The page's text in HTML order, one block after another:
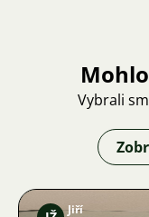
Vybrali
Jiří